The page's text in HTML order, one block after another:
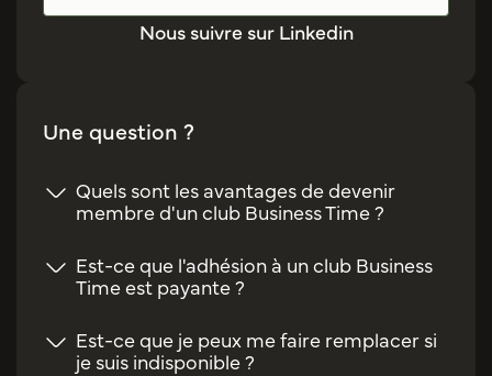
Nous suivre sur Linkedin
Une question ?
Quels sont les avantages de devenir
membre d'un club Business Time ?
Est-ce que l'adhésion à un club Business
Time est payante ?
Est-ce que je peux me faire remplacer si
je suis indisponible ?